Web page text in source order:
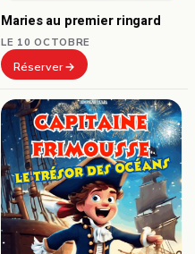
Maries au premier ringard
LE 10 OCTOBRE
Réserver